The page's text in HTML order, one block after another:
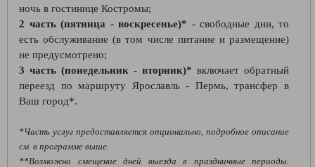
ночь в гостинице Костромы;
2 часть (пятница - воскресенье)* - свободные дни, то
есть обслуживание (в том числе питание и размещение)
не предусмотрено;
3 часть (понедельник - вторник)* включает обратный
переезд по маршруту Ярославль - Пермь, трансфер в
Ваш город*.
*Часть услуг предоставляется опционально, подробное описание
см. в программе выше.
**Возможно смещение дней выезда в праздничные периоды.